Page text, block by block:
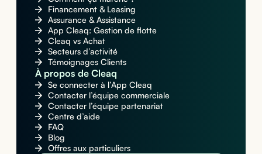
Financement & Leasing
Assurance & Assistance
App Cleaq: Gestion de flotte
Cleaq vs Achat
Secteurs d’activité
Témoignages Clients
À propos de Cleaq
Se connecter à l’App Cleaq
Contacter l’équipe commerciale
Contacter l’équipe partenariat
Centre d’aide
FAQ
Blog
Offres aux particuliers